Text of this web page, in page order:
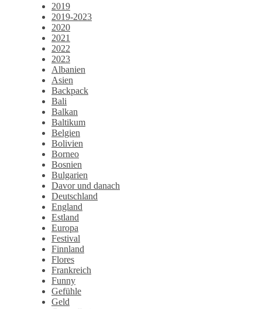
2019
2019-2023
2020
2021
2022
2023
Albanien
Asien
Backpack
Bali
Balkan
Baltikum
Belgien
Bolivien
Borneo
Bosnien
Bulgarien
Davor und danach
Deutschland
England
Estland
Europa
Festival
Finnland
Flores
Frankreich
Funny
Gefühle
Geld